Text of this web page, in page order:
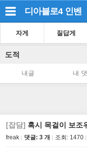
디아블로4 인벤
자게 질답게
도적
내글 내
[잡담] 혹시 목걸이 보조
freak 댓글: 3 개 조회: 1470